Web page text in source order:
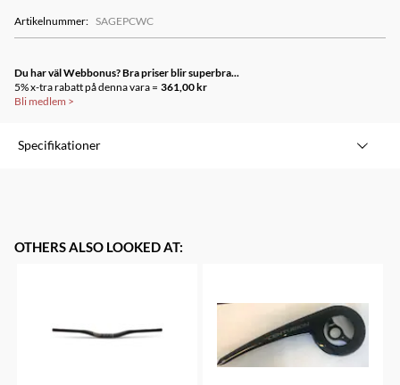
Artikelnummer: SAGEPCWC
Du har väl Webbonus? Bra priser blir superbra...
5% x-tra rabatt på denna vara = 361,00 kr
Bli medlem >
Specifikationer
OTHERS ALSO LOOKED AT: